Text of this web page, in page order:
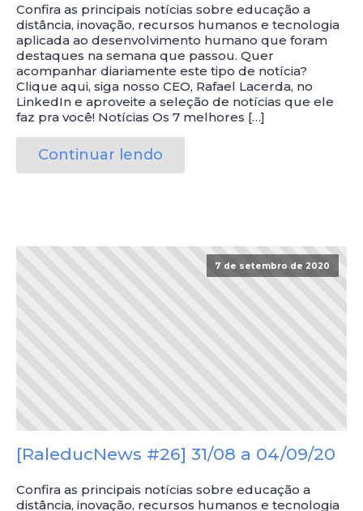
Confira as principais notícias sobre educação a
distância, inovação, recursos humanos e tecnologia
aplicada ao desenvolvimento humano que foram
destaques na semana que passou. Quer
acompanhar diariamente este tipo de notícia?
Clique aqui, siga nosso CEO, Rafael Lacerda, no
LinkedIn e aproveite a seleção de notícias que ele
faz pra você! Notícias Os 7 melhores […]
Continuar lendo
7 de setembro de 2020
[RaleducNews #26] 31/08 a 04/09/20
Confira as principais notícias sobre educação a
distância, inovação, recursos humanos e tecnologia